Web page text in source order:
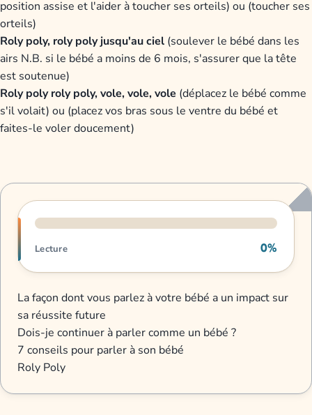
position assise et l'aider à toucher ses orteils) ou (toucher ses
orteils)
Roly poly, roly poly jusqu'au ciel (soulever le bébé dans les
airs N.B. si le bébé a moins de 6 mois, s'assurer que la tête
est soutenue)
Roly poly roly poly, vole, vole, vole (déplacez le bébé comme
s'il volait) ou (placez vos bras sous le ventre du bébé et
faites-le voler doucement)
Progression de lecture
Lecture 0%
La façon dont vous parlez à votre bébé a un impact sur
sa réussite future
Dois-je continuer à parler comme un bébé ?
7 conseils pour parler à son bébé
Roly Poly